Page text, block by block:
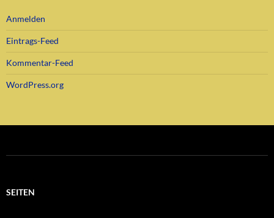
Anmelden
Eintrags-Feed
Kommentar-Feed
WordPress.org
SEITEN